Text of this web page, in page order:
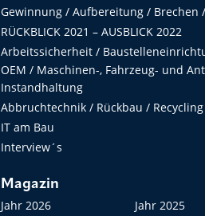
Gewinnung / Aufbereitung / Brechen
RÜCKBLICK 2021 – AUSBLICK 2022
Arbeitssicherheit /
OEM / Maschinen-, Fahrzeug- und
Instandhaltung
Abbruchtechnik / Rückbau / Recycling
IT am Bau
Interview´s
Magazin
Jahr 2026
Jahr 2025